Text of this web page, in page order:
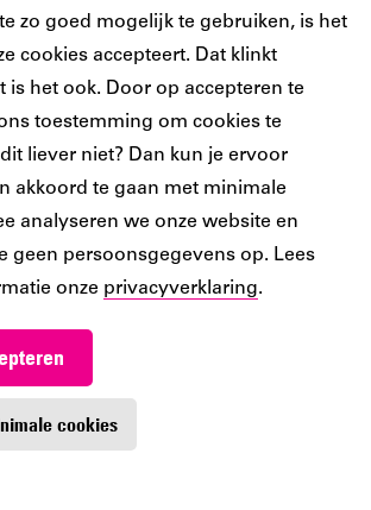
zo goed mogelijk te gebruiken, is het
cookies accepteert. Dat klinkt
is het ook. Door op accepteren te
toestemming om cookies te
liever niet? Dan kun je ervoor
akkoord te gaan met minimale
analyseren we onze website en
geen persoonsgegevens op. Lees
onze privacyverklaring.
cookies
Ons
Instagram
account
Ons
account
Ons
account
Bibliotheek